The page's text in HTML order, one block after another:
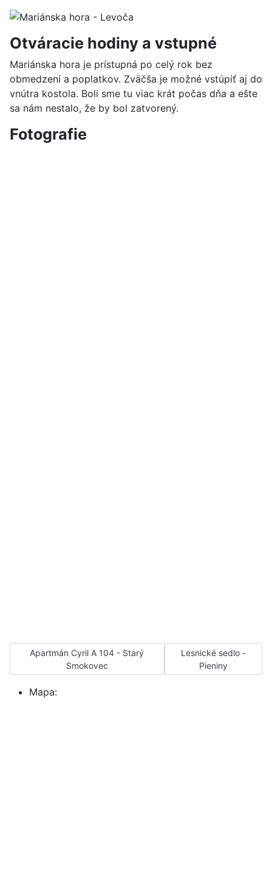
Otváracie hodiny a vstupné
Mariánska hora je prístupná po celý rok bez
obmedzení a poplatkov. Zväčša je možné vstúpiť aj do
vnútra kostola. Boli sme tu viac krát počas dňa a ešte
sa nám nestalo, že by bol zatvorený.
Fotografie
Apartmán Cyril A 104 - Starý Smokovec
Apartmán Cyril A 104 - Starý
Smokovec
Lesnické sedlo -
Lesnické sedlo -
Pieniny
Mapa: